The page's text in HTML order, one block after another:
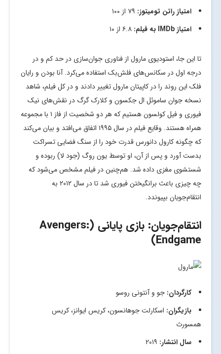
امتیاز راتن تومیتوز: ۷۹ از ۱۰۰
امتیاز IMDb به فیلم: ۶.۸ از ۱۰
تا این جا، استودیوی مارول از فناوری جوان‌سازی در حد کم و در
درجه اول در سکانس‌های فلش‌بک استفاده می‌کرد. آنا بودن و رایان
فلک این روند را در کاپیتان مارول تغییر دادند و در کل فیلم، شاهد
نسخه جوان ساموئل ال جکسون و کلارک گرگ در نقش‌های نیک
فیوری و فیل کولسون هستیم که هر دو شخصیت از فاز ۱ با مجموعه
همراه هستند. وقایع فیلم در سال ۱۹۹۵ اتفاق می‌افتد و بیان می‌کند
که چگونه کارول دانورس قدرت خود را از سنگ فضایی تسراکت
بدست آورد و پس از آن، او توسط یون روگ (جود لا) ربوده و
شستشوی مغزی داده شد. هم‌چنین در فیلم مشخص می‌شود که
چه چیزی باعث برانگیختن فیوری شد تا در سال ۲۰۱۲ به
انتقام‌جویان بپیوندد.
انتقام‌جویان: بازی پایانی (Avengers:
Endgame)
کارگردان: جو و آنتونی روسو
بازیگران: اسکارلت جوهانسون، کریس ایوانز، کریس
همسورث
سال انتشار: ۲۰۱۹